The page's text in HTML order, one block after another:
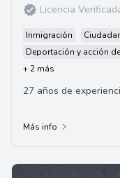
Licencia
Inmigración
Deportación y acción
+ 2 más
27 años de
Más info